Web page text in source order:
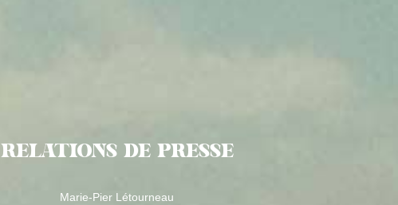
RELATIONS DE PRESSE
Marie-Pier Létourneau